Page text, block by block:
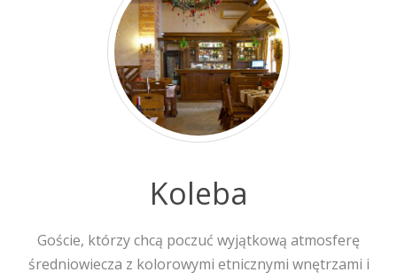
Koleba
Goście, którzy chcą poczuć wyjątkową atmosferę
średniowiecza z kolorowymi etnicznymi wnętrzami i